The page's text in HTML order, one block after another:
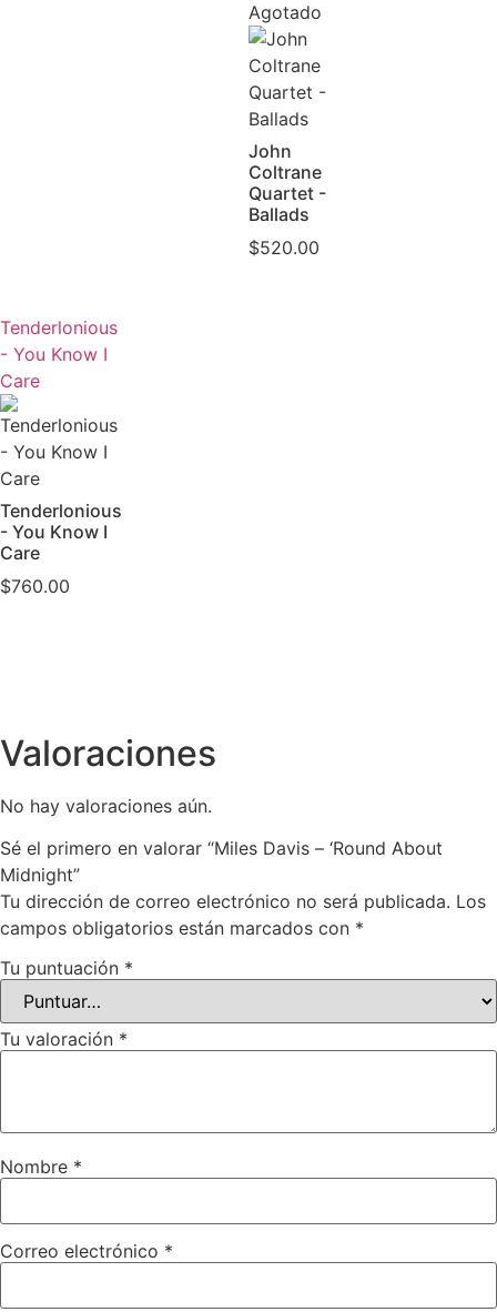
Agotado
John
Coltrane
Quartet -
Ballads
$520.00
Tenderlonious
- You Know I
Care
Tenderlonious
- You Know I
Care
$760.00
Valoraciones
No hay valoraciones aún.
Sé el primero en valorar “Miles Davis – ‘Round About
Midnight”
Tu dirección de correo electrónico no será publicada. Los
campos obligatorios están marcados con *
Tu puntuación *
Tu valoración *
Nombre *
Correo electrónico *